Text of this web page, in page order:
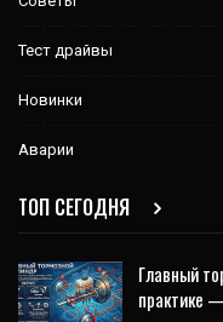
Тест драйвы
Новинки
Аварии
ТОП СЕГОДНЯ
Главный
практике